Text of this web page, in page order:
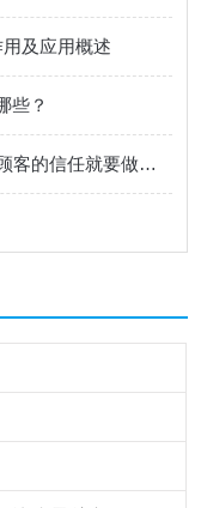
及应用概述
些？
贺德克电磁阀WSM的厂家想要获得顾客的信任就要做到这三点